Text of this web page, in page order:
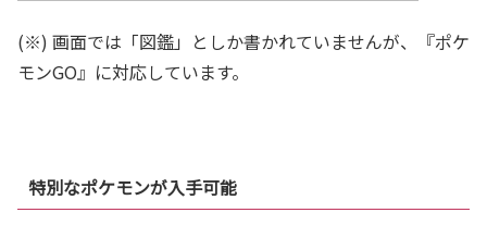
(※) 画面では「図鑑」としか書かれていませんが、『ポケ
モンGO』に対応しています。
特別なポケモンが入手可能